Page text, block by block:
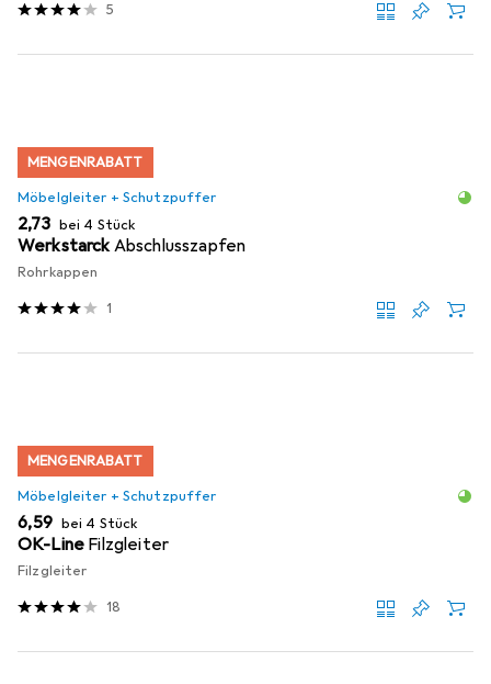
5
MENGENRABATT
Möbelgleiter + Schutzpuffer
EUR
2,73 bei 4 Stück
WerkstarckAbschlusszapfen
Rohrkappen
1
MENGENRABATT
Möbelgleiter + Schutzpuffer
EUR
6,59 bei 4 Stück
OK-Line Filzgleiter
Filzgleiter
18